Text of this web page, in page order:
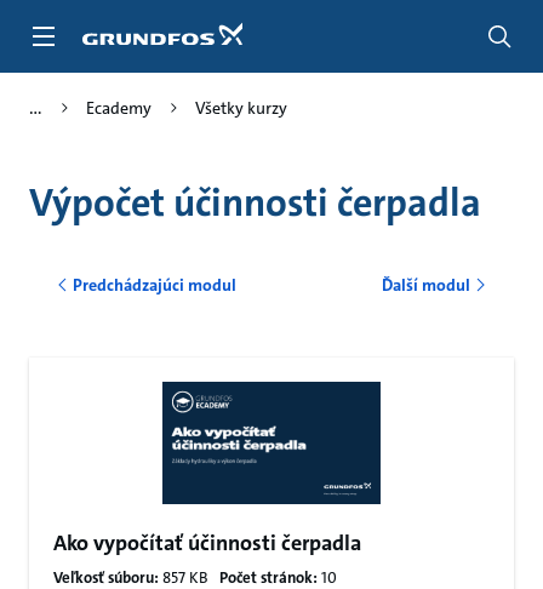
Ecademy Všetky kurzy
Výpočet účinnosti čerpadla
Predchádzajúci modul Ďalší modul
Ako vypočítať účinnosti čerpadla
Veľkosť súboru: 857 KB Počet stránok: 10